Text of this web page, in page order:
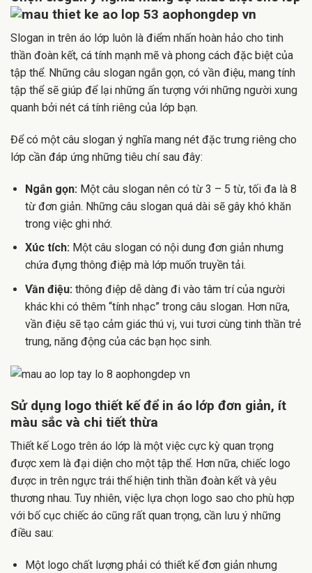
Slogan in trên áo lớp luôn là điểm nhấn hoàn hảo cho tinh
thần đoàn kết, cá tính mạnh mẽ và phong cách đặc biệt của
tập thể. Những câu slogan ngắn gọn, có vần điệu, mang tính
tập thể sẽ giúp để lại những ấn tượng với những người xung
quanh bởi nét cá tính riêng của lớp bạn.
Để có một câu slogan ý nghĩa mang nét đặc trưng riêng cho
lớp cần đáp ứng những tiêu chí sau đây:
Ngắn gọn: Một câu slogan nên có từ 3 – 5 từ, tối đa là 8
từ đơn giản. Những câu slogan quá dài sẽ gây khó khăn
trong việc ghi nhớ.
Xúc tích:Một câu slogan có nội dung đơn giản nhưng
chứa đựng thông điệp mà lớp muốn truyền tải.
Vần điệu:thông điệp dễ dàng đi vào tâm trí của người
khác khi có thêm “tính nhạc” trong câu slogan. Hơn nữa,
vần điệu sẽ tạo cảm giác thú vị, vui tươi cùng tinh thần trẻ
trung, năng động của các bạn học sinh.
Sử dụng logo thiết kế để in áo lớp đơn giản, ít
màu sắc và chi tiết thừa
Thiết kế Logo trên áo lớp là một việc cực kỳ quan trọng
được xem là đại diện cho một tập thể. Hơn nữa, chiếc logo
được in trên ngực trái thể hiện tinh thần đoàn kết và yêu
thương nhau. Tuy nhiên, việc lựa chọn logo sao cho phù hợp
với bố cục chiếc áo cũng rất quan trọng, cần lưu ý những
điều sau:
Một logo chất lượng phải có thiết kế đơn giản nhưng